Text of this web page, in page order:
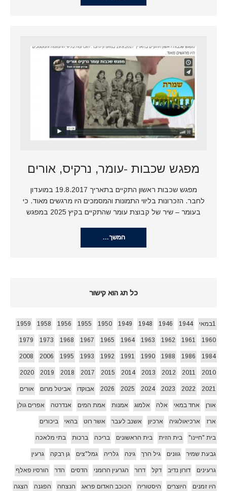
מפגש שכבות -עומר, נרקיס, אורים
מפגש שכבות ראשון התקיים בתאריך 19.8.2017 במועדון
לחבר. הזכרונות בליווי התמונות והמסמכים היו מרגשים מאוד. כי
בעומר – שיר של קבוצת עומר שהתקיים בקיץ 2025 במפגש
המשך…
כל תג הוא קישור
1במאי 1944
1946
1948
1949
1950
1955
1956
1958
1959
1960
1961
1962
1963
1964
1965
1967
1968
1973
1979
1984
1986
1988
1990
1991
1992
1993
1995
2006
2008
2010
2011
2012
2013
2014
2015
2017
2018
2019
2020
2021
2022
2023
2024
2025
2026 אבוקדו אביטל מרום אורים
אורן אחד במאי אלה אלמוג אמנות אמת המים אנדרטה אפרים גולן
ארז ארכיאולוגיה ארכיון אשנב לעבר אשר רוט בהאי ביכורים
בית "חיינו" בית הזית בית הראשונים בריכה ברכות בתי מלאכה
גבעת שמיר גוונים גיל הרך גינה גלריה גמל"צים גן רבקה גרעין
גרעינים דורון נדיב דקל דרור הגרעין הרומני הדסים הדר הורסיו פאלף
היו זמנים היוצרים היסטוריה הכוכב האדום פראג הנצחה הפגנה הצגה